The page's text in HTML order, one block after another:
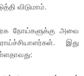
விடுமாம்.
நோய்களுக்கு அவை
இது